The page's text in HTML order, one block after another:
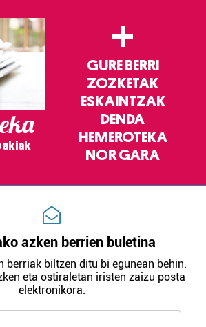
+
GURE BERRI
ZOZKETAK
ESKAINTZAK
DENDA
HEMEROTEKA
NOR GARA
azken berrien buletina
berriak biltzen ditu bi egunean behin.
eta ostiraletan iristen zaizu posta
elektronikora.